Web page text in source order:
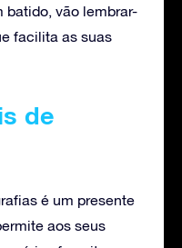
batido, vão lembrar-
facilita as suas
de
é um presente
aos seus